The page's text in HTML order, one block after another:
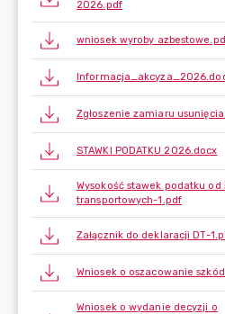
2026.pdf
wniosek wyroby
Zgłoszenie zamiaru
STAWKI PODATKU 2026.docx
Wysokość stawek podatku od
transportowych-1.pdf
Załącznik do deklaracji DT-
Wniosek o oszacowanie
Wniosek o wydanie decyzji o